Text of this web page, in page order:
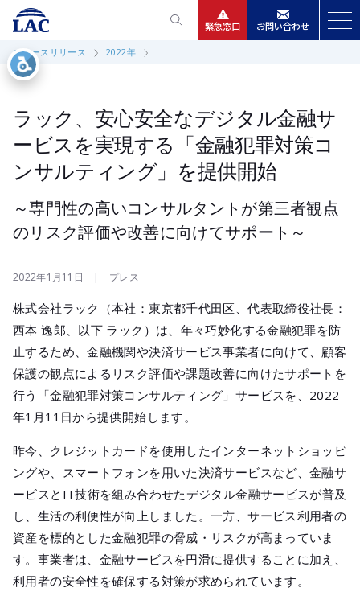
緊急窓口 お問い合わせ
ニュースリリース
会社情報
IR情報
メールマガ
公式SNS
ニュースリリース 2022年
ラック、安心安全なデジタル金融サ
ービスを実現する「金融犯罪対策コ
ンサルティング」を提供開始
～専門性の高いコンサルタントが第三者観点
のリスク評価や改善に向けてサポート～
2022年1月11日 | プレス
株式会社ラック（本社：東京都千代田区、代表取締役社長：
西本 逸郎、以下 ラック）は、年々巧妙化する金融犯罪を防
止するため、金融機関や決済サービス事業者に向けて、顧客
保護の観点によるリスク評価や課題改善に向けたサポートを
行う「金融犯罪対策コンサルティング」サービスを、2022
年1月11日から提供開始します。
昨今、クレジットカードを使用したインターネットショッピ
ングや、スマートフォンを用いた決済サービスなど、金融サ
ービスとIT技術を組み合わせたデジタル金融サービスが普及
し、生活の利便性が向上しました。一方、サービス利用者の
資産を標的とした金融犯罪の脅威・リスクが高まっていま
す。事業者は、金融サービスを円滑に提供することに加え、
利用者の安全性を確保する対策が求められています。